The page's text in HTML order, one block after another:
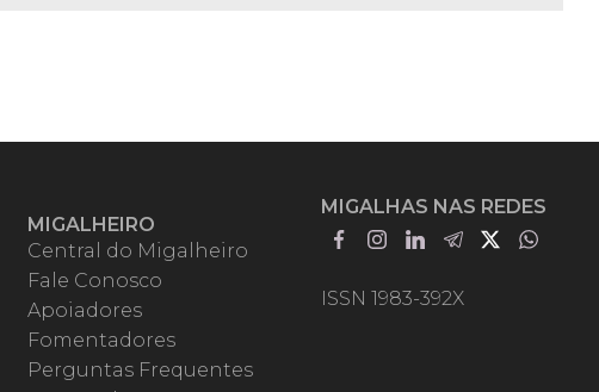
MIGALHEIRO
Central do Migalheiro
Fale Conosco
Apoiadores
Fomentadores
Perguntas Frequentes
MIGALHAS NAS REDES
ISSN 1983-392X